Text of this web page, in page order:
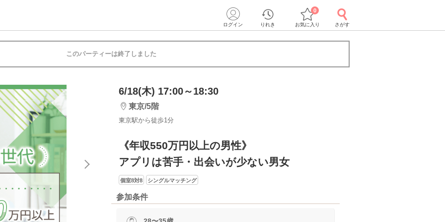
ログイン りれき お気に入り
0
さがす
このパーティーは終了しました
6/18(木) 17:00～18:30
東京/5階
東京駅から徒歩1分
《年収550万円以上の男性》
アプリは苦手・出会いが少ない男女
個室8対8 シングルマッチング
参加条件